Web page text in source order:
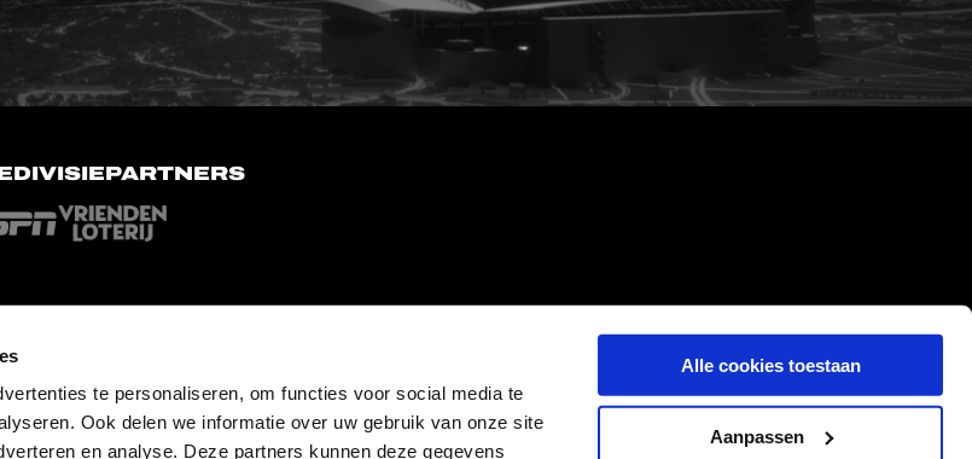
te personaliseren, om functies voor social media te
Ook delen we informatie over uw gebruik van onze site
en analyse. Deze partners kunnen deze gegevens
Alle cookies toestaan
Aanpassen